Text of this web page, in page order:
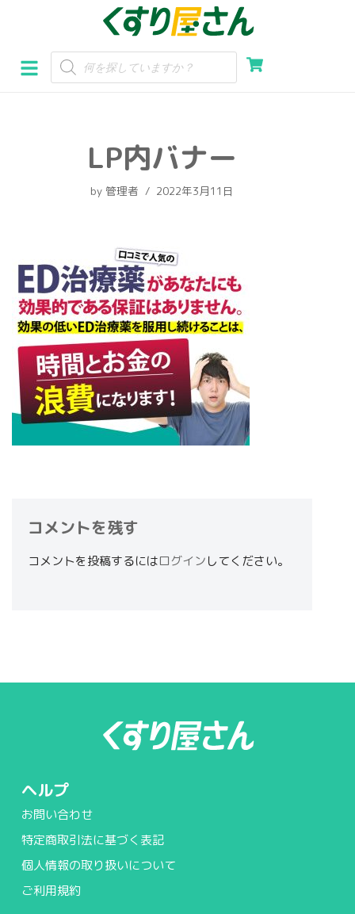
ン
テ
LP内バナー
by 管理者 2022年3月11日
コメントを残す
コメントを投稿するにはログインしてください。
ヘルプ
お問い合わせ
特定商取引法に基づく表記
個人情報の取り扱いについて
ご利用規約